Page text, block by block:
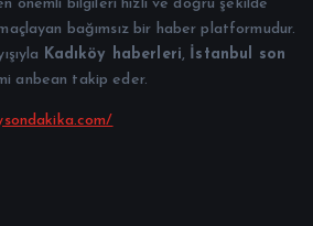
önemli bilgileri hızlı ve doğru şekilde
bağımsız bir haber platformudur.
Kadıköy haberleri, İstanbul son
anbean takip eder.